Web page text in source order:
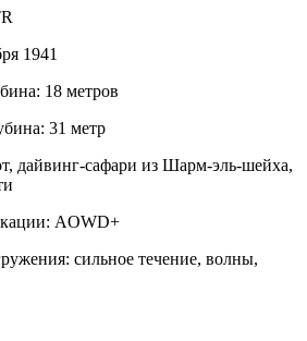
1941
18 метров
31 метр
дайвинг-сафари из Шарм-эль-шейха,
AOWD+
сильное течение, волны,